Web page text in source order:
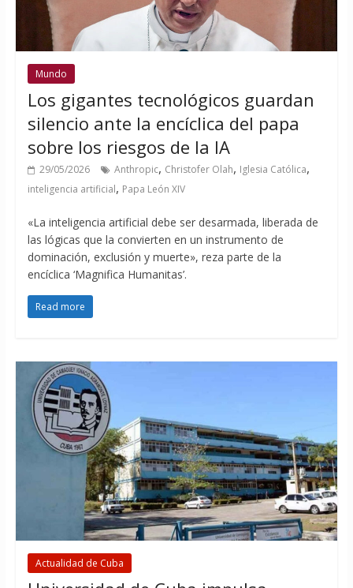
Mundo
Los gigantes tecnológicos guardan
silencio ante la encíclica del papa
sobre los riesgos de la IA
29/05/2026 Anthropic, Christofer Olah, Iglesia Católica,
inteligencia artificial, Papa León XIV
«La inteligencia artificial debe ser desarmada, liberada de
las lógicas que la convierten en un instrumento de
dominación, exclusión y muerte», reza parte de la
encíclica ‘Magnifica Humanitas’.
Read more
Actualidad de Cuba